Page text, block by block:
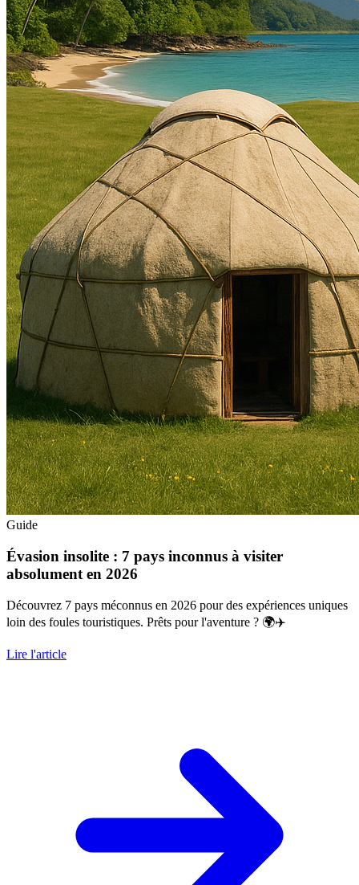
Guide
Évasion insolite : 7 pays inconnus à visiter
absolument en 2026
Découvrez 7 pays méconnus en 2026 pour des expériences uniques
loin des foules touristiques. Prêts pour l'aventure ? 🌍✈️
Lire l'article